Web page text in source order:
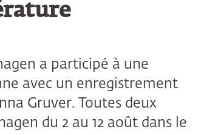
a participé à une
avec un enregistrement
Gruver. Toutes deux
du 2 au 12 août dans le